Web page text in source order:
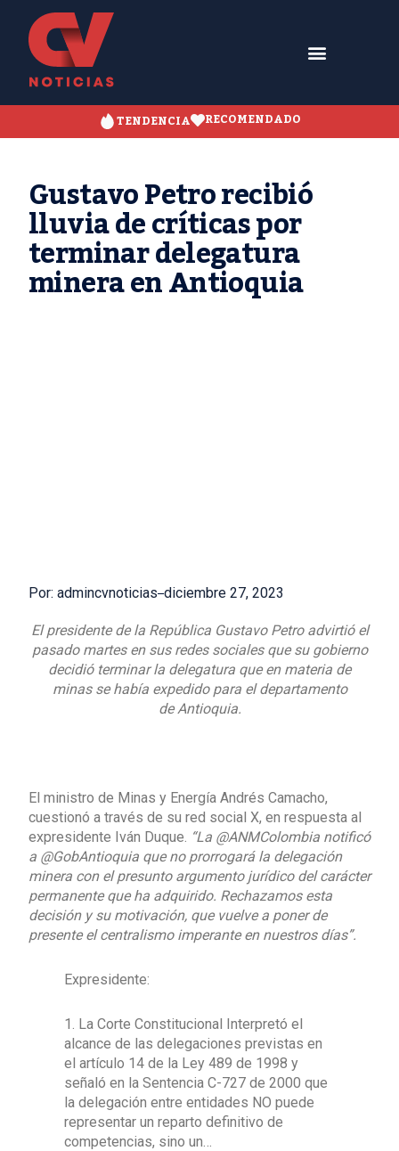
TENDENCIA RECOMENDADO
Gustavo Petro recibió
lluvia de críticas por
terminar delegatura
minera en Antioquia
Por: admincvnoticias diciembre 27, 2023
El presidente de la República Gustavo Petro advirtió el
pasado martes en sus redes sociales que su gobierno
decidió terminar la delegatura que en materia de
minas se había expedido para el departamento
de Antioquia.
El ministro de Minas y Energía Andrés Camacho,
cuestionó a través de su red social X, en respuesta al
expresidente Iván Duque. “La @ANMColombia notificó
a @GobAntioquia que no prorrogará la delegación
minera con el presunto argumento jurídico del carácter
permanente que ha adquirido. Rechazamos esta
decisión y su motivación, que vuelve a poner de
presente el centralismo imperante en nuestros días”.
Expresidente:
1. La Corte Constitucional Interpretó el
alcance de las delegaciones previstas en
el artículo 14 de la Ley 489 de 1998 y
señaló en la Sentencia C-727 de 2000 que
la delegación entre entidades NO puede
representar un reparto definitivo de
competencias, sino un…